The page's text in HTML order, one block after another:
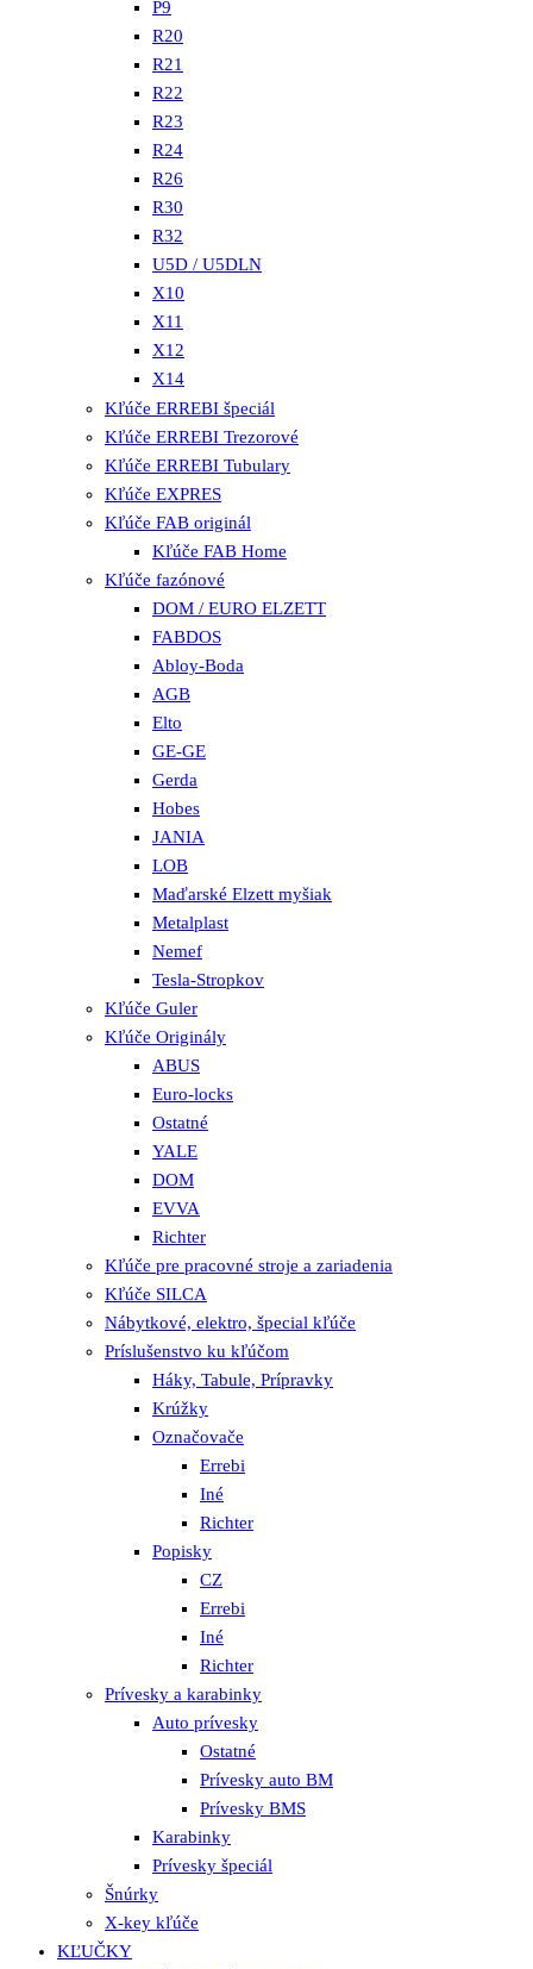
P9
R20
R21
R22
R23
R24
R26
R30
R32
U5D / U5DLN
X10
X11
X12
X14
Kľúče ERREBI špeciál
Kľúče ERREBI Trezorové
Kľúče ERREBI Tubulary
Kľúče EXPRES
Kľúče FAB originál
Kľúče FAB Home
Kľúče fazónové
DOM / EURO ELZETT
FABDOS
Abloy-Boda
AGB
Elto
GE-GE
Gerda
Hobes
JANIA
LOB
Maďarské Elzett myšiak
Metalplast
Nemef
Tesla-Stropkov
Kľúče Guler
Kľúče Originály
ABUS
Euro-locks
Ostatné
YALE
DOM
EVVA
Richter
Kľúče pre pracovné stroje a zariadenia
Kľúče SILCA
Nábytkové, elektro, špecial kľúče
Príslušenstvo ku kľúčom
Háky, Tabule, Prípravky
Krúžky
Označovače
Errebi
Iné
Richter
Popisky
CZ
Errebi
Iné
Richter
Prívesky a karabinky
Auto prívesky
Ostatné
Prívesky auto BM
Prívesky BMS
Karabinky
Prívesky špeciál
Šnúrky
X-key kľúče
KĽUČKY